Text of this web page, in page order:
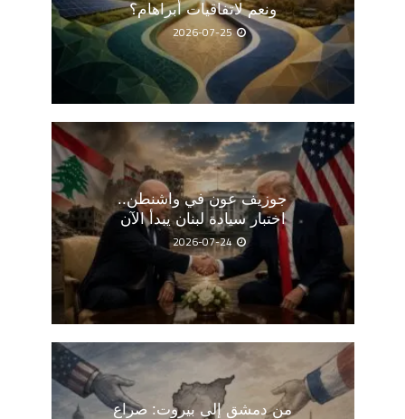
ونعم لاتفاقيات أبراهام؟
2026-07-25
جوزيف عون في واشنطن..
اختبار سيادة لبنان يبدأ الآن
2026-07-24
من دمشق إلى بيروت: صراع